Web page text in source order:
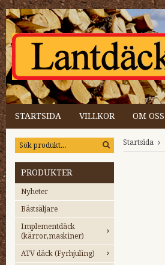
STARTSIDA VILLKOR OM OSS
PRODUKTER
Nyheter
Bästsäljare
Implementdäck
(kärror,maskiner)
ATV däck (Fyrhjuling)
Startsida